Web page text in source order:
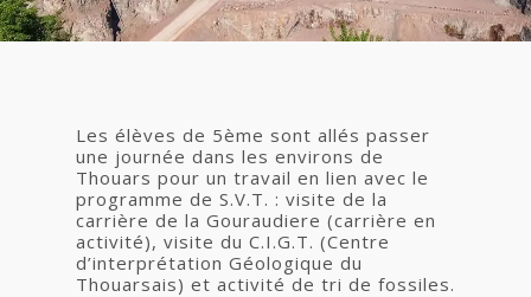
Les élèves de 5ème sont allés passer
une journée dans les environs de
Thouars pour un travail en lien avec le
programme de S.V.T. : visite de la
carrière de la Gouraudiere (carrière en
activité), visite du C.I.G.T. (Centre
d’interprétation Géologique du
Thouarsais) et activité de tri de fossiles.